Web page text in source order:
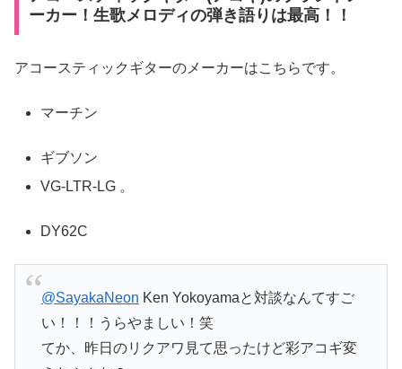
ーカー！生歌メロディの弾き語りは最高！！
アコースティックギターのメーカーはこちらです。
マーチン
ギブソン
VG-LTR-LG 。
DY62C
@SayakaNeon Ken Yokoyamaと対談なんてすご
い！！！うらやましい！笑
てか、昨日のリクアワ見て思ったけど彩アコギ変